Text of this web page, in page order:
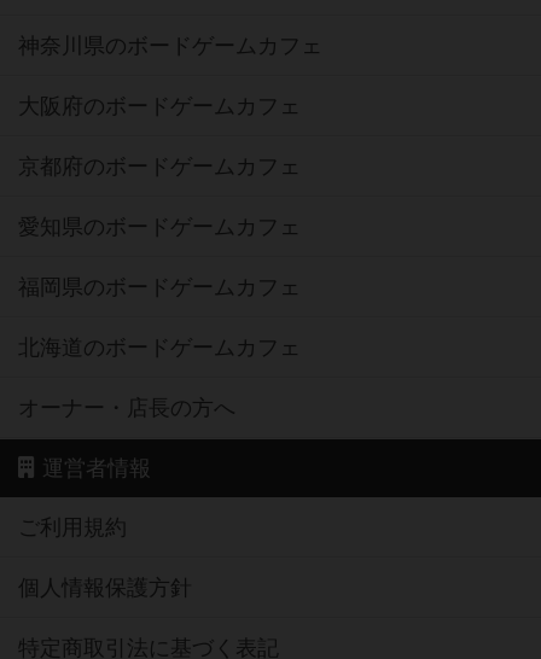
神奈川県のボードゲームカフェ
大阪府のボードゲームカフェ
京都府のボードゲームカフェ
愛知県のボードゲームカフェ
福岡県のボードゲームカフェ
北海道のボードゲームカフェ
オーナー・店長の方へ
運営者情報
ご利用規約
個人情報保護方針
特定商取引法に基づく表記